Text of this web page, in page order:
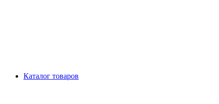
Каталог товаров